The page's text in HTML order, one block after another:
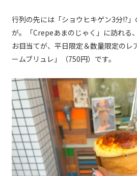
行列の先には「ショウヒキゲン3分!?
が。「Crepeあまのじゃく」に訪れる
お目当てが、平日限定＆数量限定のレ
ームブリュレ」（750円）です。